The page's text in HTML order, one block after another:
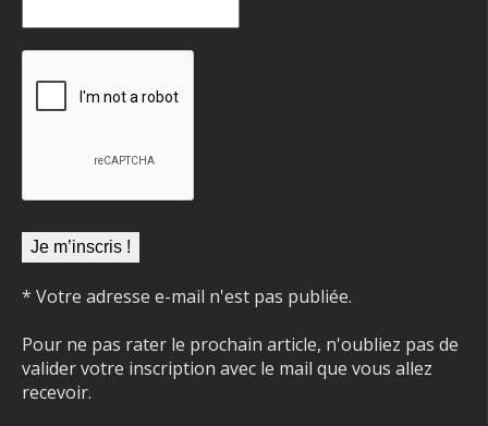
* Votre adresse e-mail n'est pas publiée.
Pour ne pas rater le prochain article, n'oubliez pas de
valider votre inscription avec le mail que vous allez
recevoir.